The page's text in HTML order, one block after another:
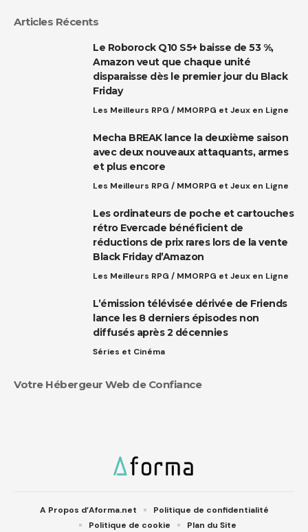
Articles Récents
Le Roborock Q10 S5+ baisse de 53 %,
Amazon veut que chaque unité
disparaisse dès le premier jour du Black
Friday
Les Meilleurs RPG / MMORPG et Jeux en Ligne
Mecha BREAK lance la deuxième saison
avec deux nouveaux attaquants, armes
et plus encore
Les Meilleurs RPG / MMORPG et Jeux en Ligne
Les ordinateurs de poche et cartouches
rétro Evercade bénéficient de
réductions de prix rares lors de la vente
Black Friday d’Amazon
Les Meilleurs RPG / MMORPG et Jeux en Ligne
L’émission télévisée dérivée de Friends
lance les 8 derniers épisodes non
diffusés après 2 décennies
Séries et Cinéma
Votre Hébergeur Web de Confiance
A Propos d’Aforma.net
Politique de confidentialité
Politique de cookie
Plan du Site